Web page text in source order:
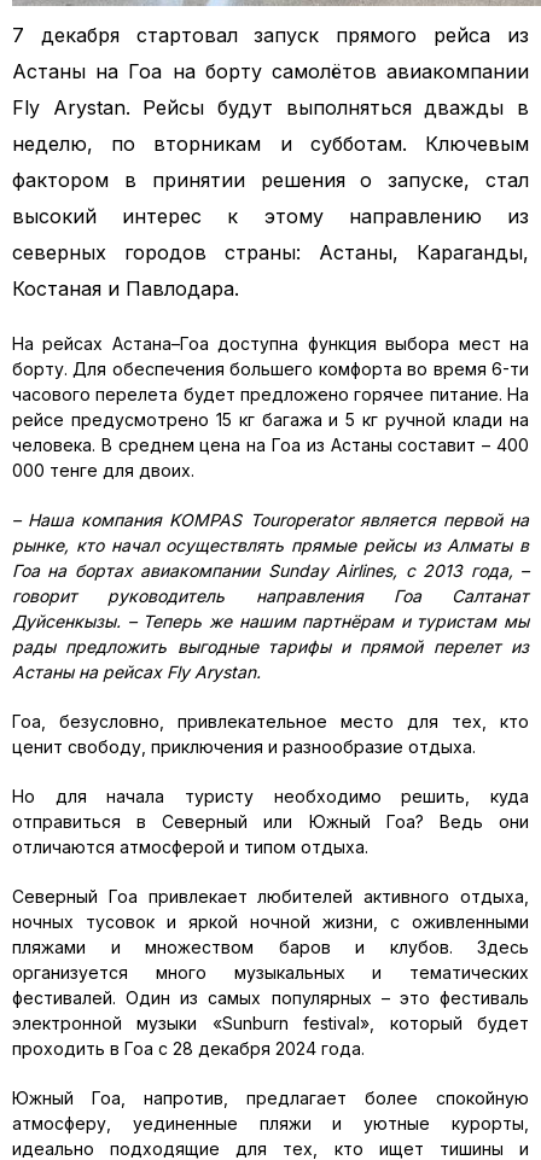
7 декабря стартовал запуск прямого рейса из
Астаны на Гоа на борту самолётов авиакомпании
Fly Arystan. Рейсы будут выполняться дважды в
неделю, по вторникам и субботам. Ключевым
фактором в принятии решения о запуске, стал
высокий интерес к этому направлению из
северных городов страны: Астаны, Караганды,
Костаная и Павлодара.
На рейсах Астана–Гоа доступна функция выбора мест на
борту. Для обеспечения большего комфорта во время 6-ти
часового перелета будет предложено горячее питание. На
рейсе предусмотрено 15 кг багажа и 5 кг ручной клади на
человека. В среднем цена на Гоа из Астаны составит – 400
000 тенге для двоих.
– Наша компания KOMPAS Touroperator является первой на
рынке, кто начал осуществлять прямые рейсы из Алматы в
Гоа на бортах авиакомпании Sunday Airlines, с 2013 года, –
говорит руководитель направления Гоа Салтанат
Дуйсенкызы. – Теперь же нашим партнёрам и туристам мы
рады предложить выгодные тарифы и прямой перелет из
Астаны на рейсах Fly Arystan.
Гоа, безусловно, привлекательное место для тех, кто
ценит свободу, приключения и разнообразие отдыха.
Но для начала туристу необходимо решить, куда
отправиться в Северный или Южный Гоа? Ведь они
отличаются атмосферой и типом отдыха.
Северный Гоа привлекает любителей активного отдыха,
ночных тусовок и яркой ночной жизни, с оживленными
пляжами и множеством баров и клубов. Здесь
организуется много музыкальных и тематических
фестивалей. Один из самых популярных – это фестиваль
электронной музыки «Sunburn festival», который будет
проходить в Гоа с 28 декабря 2024 года.
Южный Гоа, напротив, предлагает более спокойную
атмосферу, уединенные пляжи и уютные курорты,
идеально подходящие для тех, кто ищет тишины и